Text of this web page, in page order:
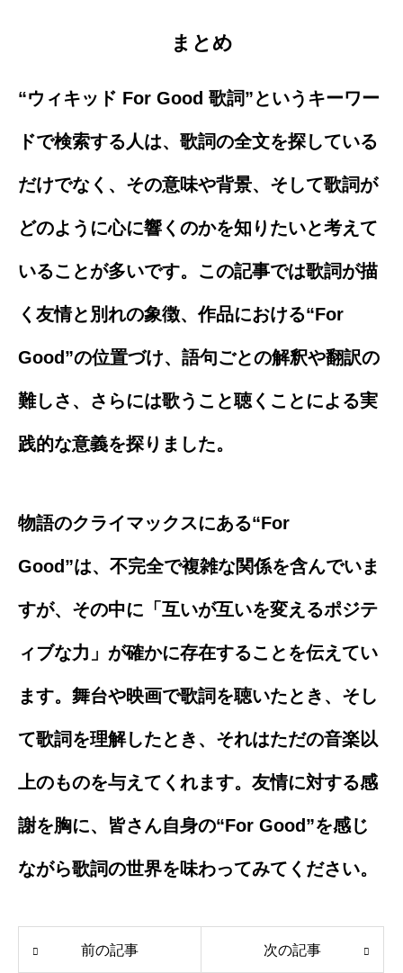
まとめ
“ウィキッド For Good 歌詞”というキーワー
ドで検索する人は、歌詞の全文を探している
だけでなく、その意味や背景、そして歌詞が
どのように心に響くのかを知りたいと考えて
いることが多いです。この記事では歌詞が描
く友情と別れの象徴、作品における“For
Good”の位置づけ、語句ごとの解釈や翻訳の
難しさ、さらには歌うこと聴くことによる実
践的な意義を探りました。
物語のクライマックスにある“For
Good”は、不完全で複雑な関係を含んでいま
すが、その中に「互いが互いを変えるポジテ
ィブな力」が確かに存在することを伝えてい
ます。舞台や映画で歌詞を聴いたとき、そし
て歌詞を理解したとき、それはただの音楽以
上のものを与えてくれます。友情に対する感
謝を胸に、皆さん自身の“For Good”を感じ
ながら歌詞の世界を味わってみてください。
前の記事 次の記事